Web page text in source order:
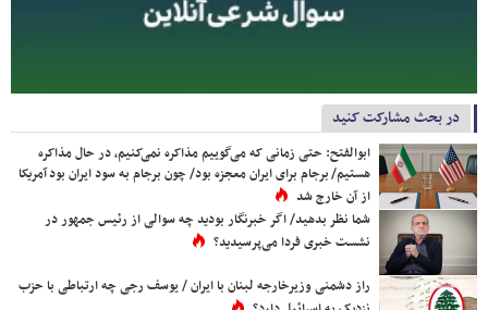
در بحث مشارکت کنید
ابوالفتح: حتی زمانی که می‌گوییم مذاکره نمی‌کنیم، در حال مذاکره
هستیم/ برجام برای ایران معجزه بود/ چون برجام به سود ایران بود آمریکا
از آن خارج شد
شما نظر بدهید/ اگر خبرنگار بودید چه سوالی از رئیس جمهور در
نشست خبری فردا می‌پرسیدید؟
راز دشمنی وزیرخارجه لبنان با ایران / یوسف رجی چه ارتباطی با حزب